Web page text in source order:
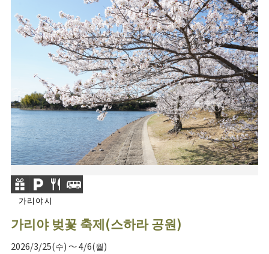
가리야시
가리야 벚꽃 축제(스하라 공원)
2026/3/25(수) ～ 4/6(월)